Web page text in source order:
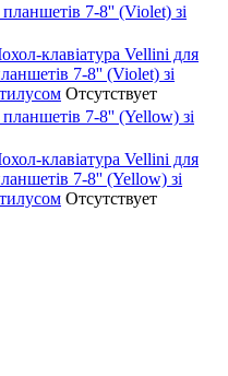
7-8'' (Violet) зі
клавіатура Vellini для
7-8'' (Violet) зі
Отсутствует
7-8'' (Yellow) зі
клавіатура Vellini для
7-8'' (Yellow) зі
Отсутствует